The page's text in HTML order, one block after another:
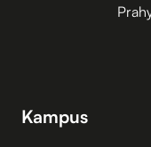
Kampus